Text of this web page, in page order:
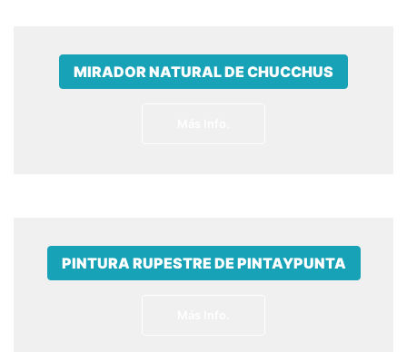
MIRADOR NATURAL DE CHUCCHUS
PINTURA RUPESTRE DE PINTAYPUNTA